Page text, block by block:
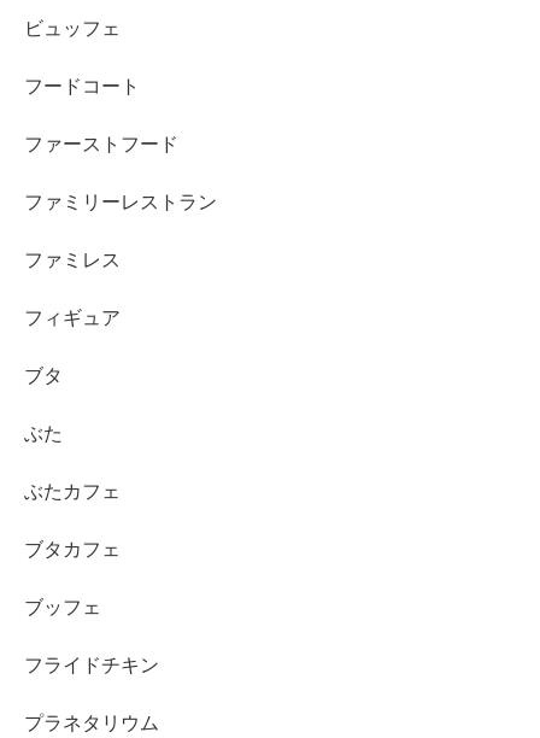
ビュッフェ
フードコート
ファーストフード
ファミリーレストラン
ファミレス
フィギュア
ブタ
ぶた
ぶたカフェ
ブタカフェ
ブッフェ
フライドチキン
プラネタリウム